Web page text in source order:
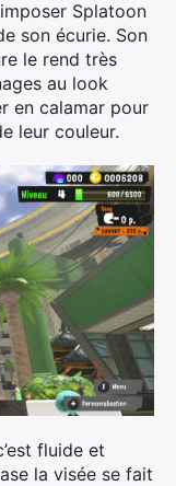
Splatoon
son écurie. Son
le rend très
au look
en calamar pour
leur couleur.
fluide et
la visée se fait